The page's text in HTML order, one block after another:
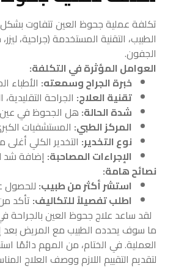
تكلفة عملية جحوظ العين تتفاوت بشكل
الطبيب، التقنية المستخدمة (جراحية،
الجفون.
العوامل المؤثرة في التكلفة:
خبرة الجراح وسمعته: الأطباء
تقنية العلاج: الجراحة
شدة الحالة:هل الجحوظ في عين
المركز الطبي: المستشفيات
نوع التخدير: التخدير الكلي
الإجراءات المصاحبة: إضافة شد
نصائح هامة:
استشر أكثر من طبيب: للحصول
اطلب تفصيلاً للتكاليف:تأكد
لقد ساعد علاج جحوظ العين بالجراحة
ما سوف يحدده الطبيب مع المريض بعد
العملية.في الختام، من المهم دائمًا
لتقديم التقييم اللازم ووصف العلاج